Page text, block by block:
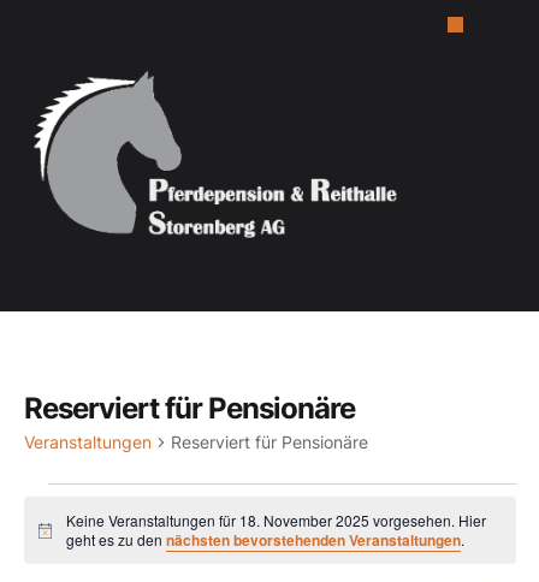
Reserviert für Pensionäre
Veranstaltungen Reserviert für Pensionäre
Hinweis
Keine Veranstaltungen für 18. November 2025 vorgesehen. Hier
geht es zu dennächsten bevorstehenden Veranstaltungen.